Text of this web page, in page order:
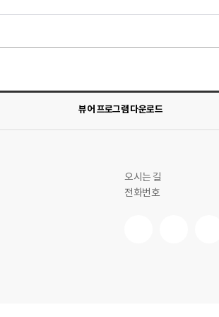
뷰어 프로그램 다운로드
오시는 길
전화번호